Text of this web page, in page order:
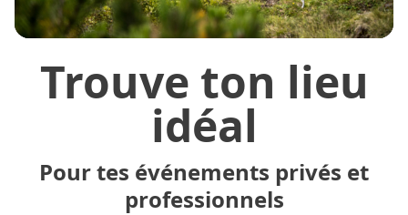
Trouve ton lieu
idéal
Pour tes événements privés et
professionnels